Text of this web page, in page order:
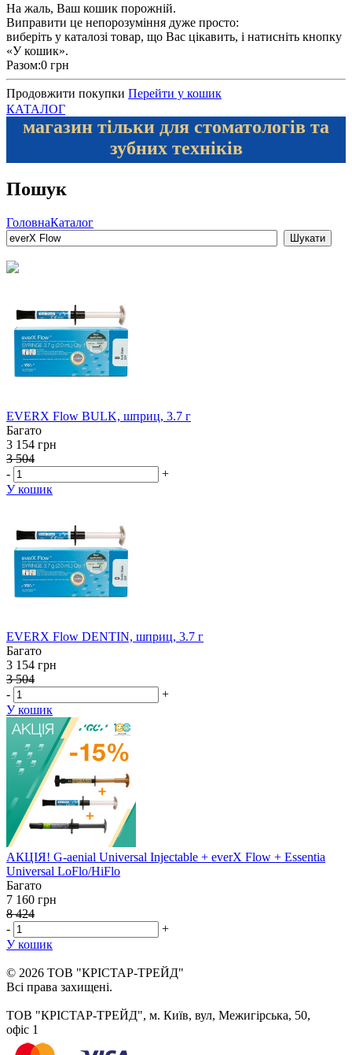
На жаль, Ваш кошик порожній.
Виправити це непорозуміння дуже просто:
виберіть у каталозі товар, що Вас цікавить, і натисніть кнопку
«У кошик».
Разом:0 грн
Продовжити покупки Перейти у кошик
КАТАЛОГ
магазин тільки для стоматологів та
зубних техніків
Пошук
ГоловнаКаталог
EVERX Flow BULK, шприц, 3.7 г
Багато
3 154 грн
3 504
-
+
У кошик
EVERX Flow DENTIN, шприц, 3.7 г
Багато
3 154 грн
3 504
-
+
У кошик
АКЦІЯ! G-aenial Universal Injectable + everX Flow + Essentia
Universal LoFlo/HiFlo
Багато
7 160 грн
8 424
-
+
У кошик
© 2026 ТОВ "КРІСТАР-ТРЕЙД"
Всі права захищені.
ТОВ "КРІСТАР-ТРЕЙД", м. Київ, вул, Межигірська, 50,
офіс 1